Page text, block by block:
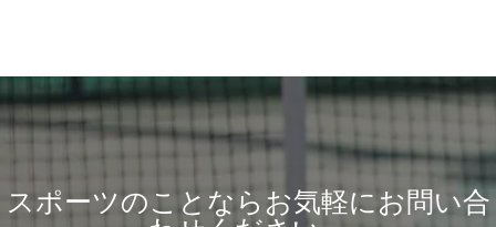
スポーツのことならお気軽にお問い合